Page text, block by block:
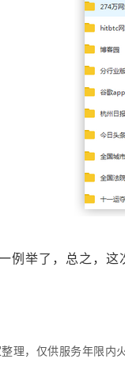
例举了，总之，这
理，仅供服务年限内